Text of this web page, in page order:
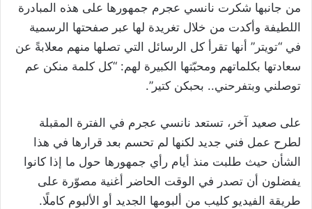
من جانبها شكرت نانسي عجرم جمهورها على هذه المبادرة
اللطيفة وأكدت من خلال تغريدة لها عبر صفحتها الرسمية
في “تويتر” أنها تقرأ كل الرسائل التي تصلها منهم معلابةً عن
سعادتها بكلماتهم ومحبّتها الكبيرة لهم: “كل كلمة منكن عم
توصلني وبتفرحني.. بحبكن كتير”.
على صعيد آخر، تستعد نانسي عجرم في الفترة المقبلة
لطرح عمل فني جديد لكنها لم تحسم بعد قرارها في هذا
الشأن حيث طلبت منذ أيام رأي جمهورها حول ما إذا كانوا
يفضلون أن تصدر في الوقت الحاضر أغنية مصوّرة على
طريقة الفيديو كليب من ألبومها الجديد أو الألبوم كاملًا.